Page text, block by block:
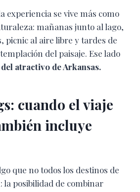
experiencia se vive más como
mañanas junto al lago,
picnic al aire libre y tardes de
del paisaje. Ese lado
atractivo de Arkansas.
cuando el viaje
incluye
que no todos los destinos de
la posibilidad de combinar